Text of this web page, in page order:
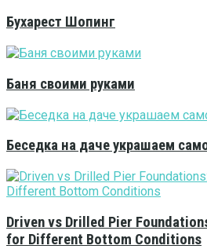
Бухарест Шопинг
Баня своими руками
Беседка на даче украшаем
Driven vs Drilled Pier
for Different Bottom Conditions